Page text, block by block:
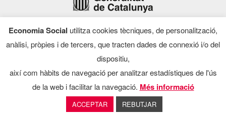
Finançament
Programa d’Economia Social, 2026
Economia Social utilitza cookies tècniques, de personalització,
anàlisi, pròpies i de tercers, que tracten dades de connexió i/o del
dispositiu,
així com hàbits de navegació per analitzar estadístiques de l'ús
de la web i facilitar la navegació. Més informació
ACCEPTAR REBUTJAR